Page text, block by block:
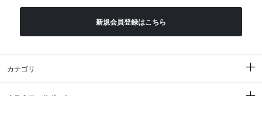
新規会員登録はこちら
カテゴリ
カスタマーサポート